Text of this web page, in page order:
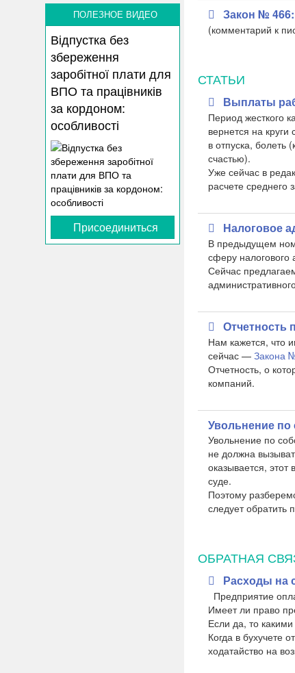
ПОЛЕЗНОЕ ВИДЕО
Відпустка без
збереження
заробітної плати для
ВПО та працівників
за кордоном:
особливості
Присоединиться
Закон №
(комментарий к
СТАТЬИ
Выплаты
Период жесткого
вернется на
в отпуска,
счастью).
Уже сейчас в
расчете среднего
Налоговое
В предыдущем
сферу налогового
Сейчас
Отчетность
Нам кажется, что
сейчас — Закона
Отчетность, о
компаний.
Увольнение
Увольнение по
не должна
оказывается,
суде.
Поэтому
следует обратить
ОБРАТНАЯ
Расходы на
Предприятие
Имеет ли право
Если да, то
Когда в бухучете
ходатайство на